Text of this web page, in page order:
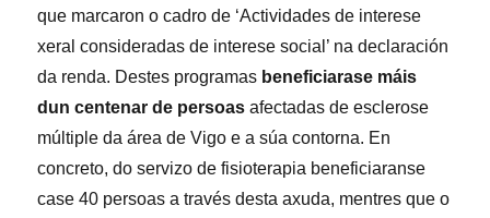
que marcaron o cadro de ‘Actividades de interese
xeral consideradas de interese social’ na declaración
da renda. Destes programas beneficiarase máis
dun centenar de persoasafectadas de esclerose
múltiple da área de Vigo e a súa contorna. En
concreto, do servizo de fisioterapia beneficiaranse
case 40 persoas a través desta axuda, mentres que o